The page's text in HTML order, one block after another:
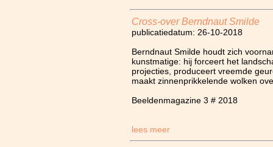
Cross-over Berndnaut Smilde
publicatiedatum: 26-10-2018
Berndnaut Smilde houdt zich
kunstmatige: hij forceert het
projecties, produceert vreemde
maakt zinnenprikkelende wolken
Beeldenmagazine 3 # 2018
lees meer